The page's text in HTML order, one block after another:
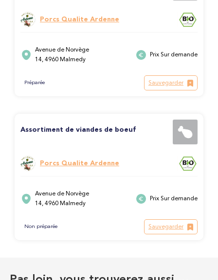
Porcs Qualite Ardenne
Avenue de Norvège
14, 4960 Malmedy
Prix Sur demande
Préparée Sauvegarder
Assortiment de viandes de boeuf
Porcs Qualite Ardenne
Avenue de Norvège
14, 4960 Malmedy
Prix Sur demande
Non préparée Sauvegarder